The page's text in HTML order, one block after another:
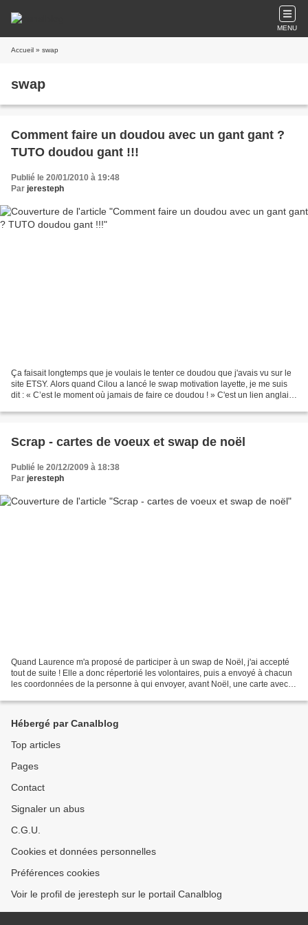
MENU
Accueil » swap
swap
Comment faire un doudou avec un gant gant ?
TUTO doudou gant !!!
Publié le 20/01/2010 à 19:48
Par jeresteph
Ça faisait longtemps que je voulais le tenter ce doudou que j'avais vu sur le
site ETSY. Alors quand Cilou a lancé le swap motivation layette, je me suis
dit : « C’est le moment où jamais de faire ce doudou ! » C'est un lien anglais,
Scrap - cartes de voeux et swap de noël
Publié le 20/12/2009 à 18:38
Par jeresteph
Quand Laurence m'a proposé de participer à un swap de Noël, j'ai accepté
tout de suite ! Elle a donc répertorié les volontaires, puis a envoyé à chacun
les coordonnées de la personne à qui envoyer, avant Noël, une carte avec
Hébergé par Canalblog
Top articles
Pages
Contact
Signaler un abus
C.G.U.
Cookies et données personnelles
Préférences cookies
Voir le profil de jeresteph sur le portail Canalblog